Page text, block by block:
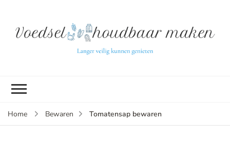
Home Bewaren Tomatensap bewaren